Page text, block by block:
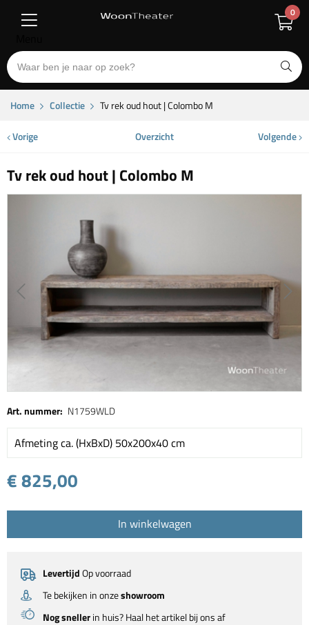
0
Home Collectie Tv rek oud hout | Colombo M
Vorige Overzicht Volgende
Tv rek oud hout | Colombo M
Art. nummer: N1759WLD
Afmeting ca. (HxBxD) 50x200x40 cm
€ 825,00
In winkelwagen
LevertijdOp voorraad
Te bekijken in onzeshowroom
Nog snellerin huis? Haal het artikel bij ons af